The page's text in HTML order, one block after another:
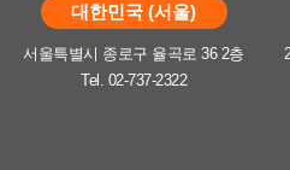
대한민국 (서울)
서울특별시 종로구 율곡로 36 2층
Tel. 02-737-2322